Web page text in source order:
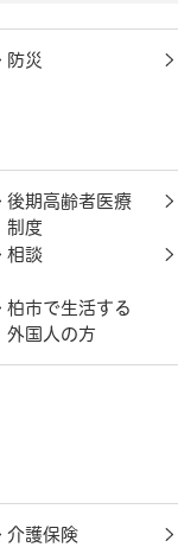
防災
後期高齢者医療
制度
相談
柏市で生活する
外国人の方
介護保険